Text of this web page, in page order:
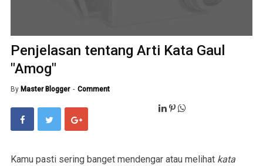
Penjelasan tentang Arti Kata Gaul
"Amog"
By Master Blogger Comment
Kamu pasti sering banget mendengar atau melihat kata